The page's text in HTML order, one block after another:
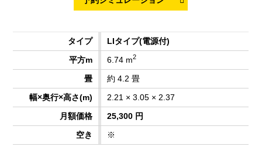
LIタイプ(電源付)
6.74 m2
約 4.2 畳
2.21 × 3.05 × 2.37
25,300 円
※